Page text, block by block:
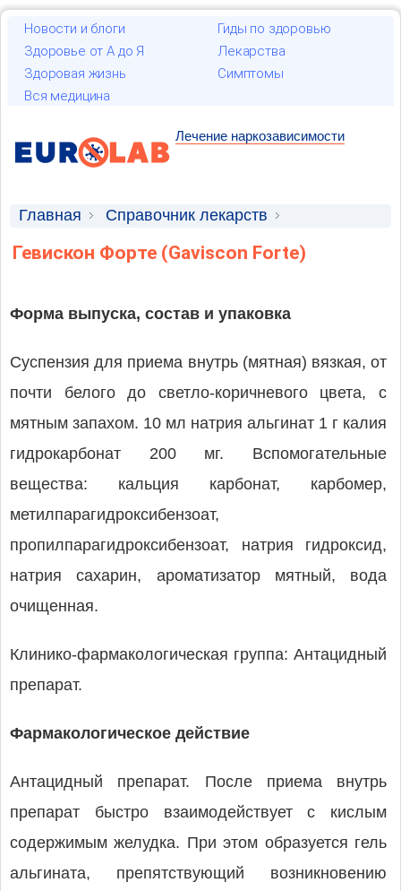
Новости и блоги
Гиды по здоровью
Здоровье от А до Я
Лекарства
Здоровая жизнь
Симптомы
Вся медицина
Лечение наркозависимости
Главная
Справочник лекарств
Лекарственные средства
Гевискон Форте (Gaviscon Forte)
Форма выпуска, состав и упаковка
Суспензия для приема внутрь (мятная) вязкая, от
почти белого до светло-коричневого цвета, с
мятным запахом. 10 мл натрия альгинат 1 г калия
гидрокарбонат 200 мг. Вспомогательные
вещества: кальция карбонат, карбомер,
метилпарагидроксибензоат,
пропилпарагидроксибензоат, натрия гидроксид,
натрия сахарин, ароматизатор мятный, вода
очищенная.
Клинико-фармакологическая группа: Антацидный
препарат.
Фармакологическое действие
Антацидный препарат. После приема внутрь
препарат быстро взаимодействует с кислым
содержимым желудка. При этом образуется гель
альгината, препятствующий возникновению